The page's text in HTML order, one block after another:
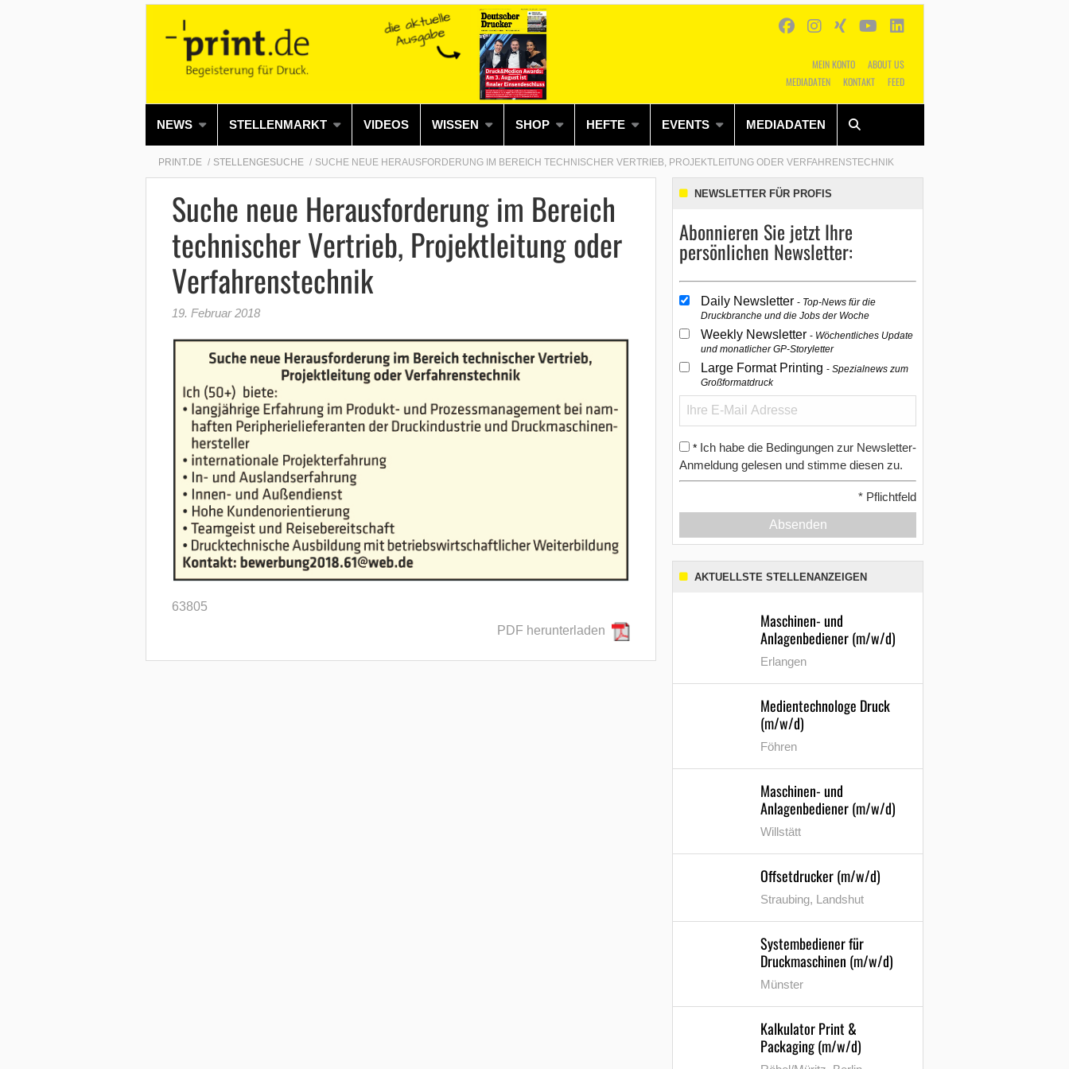
MEIN KONTO
ABOUT US
MEDIADATEN
KONTAKT FEED
NEWS STELLENMARKT VIDEOS WISSEN SHOP HEFTE EVENTS MEDIADATEN
Alles Shop SUCHEN
PRINT.DE STELLENGESUCHE SUCHE NEUE HERAUSFORDERUNG IM BEREICH TECHNISCHER VERTRIEB, PROJEKTLEITUNG ODER VERFAHRENSTECHNIK
Suche neue Herausforderung im Bereich
technischer Vertrieb, Projektleitung oder
Verfahrenstechnik
19. Februar 2018
63805
PDF herunterladen
NEWSLETTER FÜR PROFIS
Abonnieren Sie jetzt Ihre
persönlichen Newsletter:
Daily Newsletter Top-News für die
Druckbranche und die Jobs der Woche
Weekly Newsletter Wöchentliches Update
und monatlicher GP-Storyletter
Large Format Printing Spezialnews zum
Großformatdruck
* Ich habe die Bedingungen zur Newsletter-
Anmeldung gelesen und stimme diesen zu.
* Pflichtfeld
Absenden
AKTUELLSTE STELLENANZEIGEN
Maschinen- und
Anlagenbediener (m/w/d)
Erlangen
Medientechnologe Druck
(m/w/d)
Föhren
Maschinen- und
Anlagenbediener (m/w/d)
Willstätt
Offsetdrucker (m/w/d)
Straubing, Landshut
Systembediener für
Druckmaschinen (m/w/d)
Münster
Kalkulator Print &
Packaging (m/w/d)